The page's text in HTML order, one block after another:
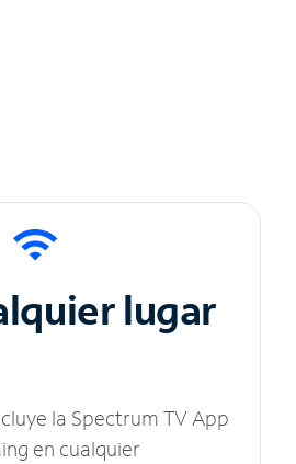
lugar
la Spectrum TV App
en cualquier